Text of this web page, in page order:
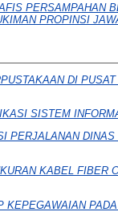
PERSAMPAHAN
PROPINSI
DI
SISTEM
PERJALANAN
KABEL FIBER
KEPEGAWAIAN